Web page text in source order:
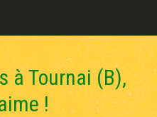
à Tournai (B),
!